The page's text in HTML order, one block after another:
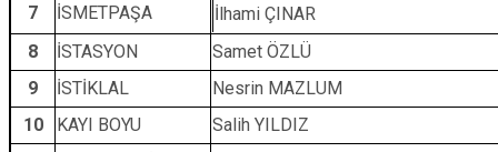
7
İSMETPAŞA
İlhami ÇINAR
8
İSTASYON
Samet ÖZLÜ
9
İSTİKLAL
Nesrin MAZLUM
10
KAYI BOYU
Salih YILDIZ